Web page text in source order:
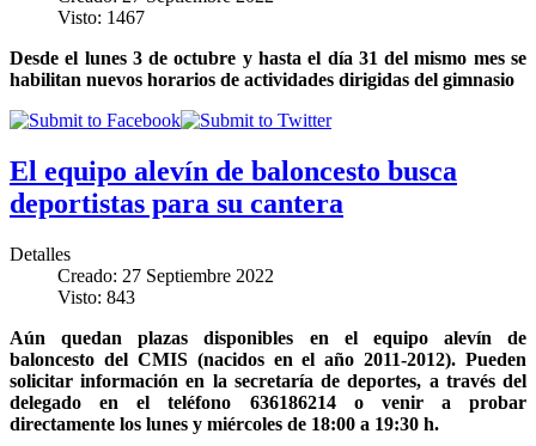
Visto: 1467
Desde el lunes 3 de octubre y hasta el día 31 del mismo mes se
habilitan nuevos horarios de actividades dirigidas del gimnasio
El equipo alevín de baloncesto busca
deportistas para su cantera
Detalles
Creado: 27 Septiembre 2022
Visto: 843
Aún quedan plazas disponibles en el equipo alevín de
baloncesto del CMIS (nacidos en el año 2011-2012). Pueden
solicitar información en la secretaría de deportes, a través del
delegado en el teléfono 636186214 o venir a probar
directamente los lunes y miércoles de 18:00 a 19:30 h.